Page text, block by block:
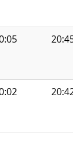
20:45
20:42